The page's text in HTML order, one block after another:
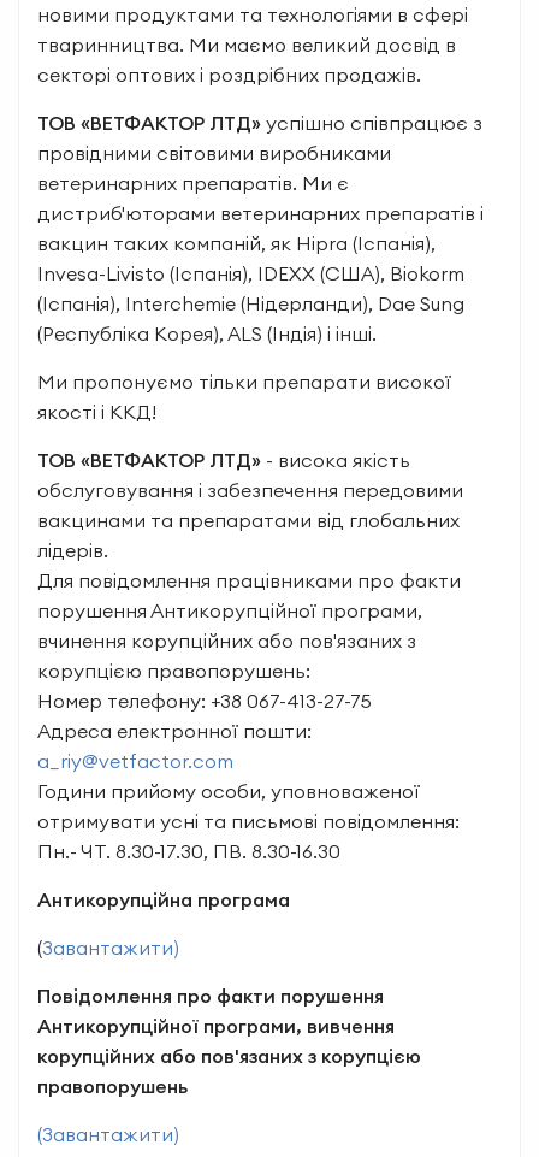
новими продуктами та технологіями в сфері
тваринництва. Ми маємо великий досвід в
секторі оптових і роздрібних продажів.
ТОВ «ВЕТФАКТОР ЛТД» успішно співпрацює з
провідними світовими виробниками
ветеринарних препаратів. Ми є
дистриб'юторами ветеринарних препаратів і
вакцин таких компаній, як Hipra (Іспанія),
Invesa-Livisto (Іспанія), IDEXX (США), Biokorm
(Іспанія), Interchemie (Нідерланди), Dae Sung
(Республіка Корея), ALS (Індія) і інші.
Ми пропонуємо тільки препарати високої
якості і ККД!
ТОВ «ВЕТФАКТОР ЛТД» - висока якість
обслуговування і забезпечення передовими
вакцинами та препаратами від глобальних
лідерів.
Для повідомлення працівниками про факти
порушення Антикорупційної програми,
вчинення корупційних або пов'язаних з
корупцією правопорушень:
Номер телефону: +38 067-413-27-75
Адреса електронної пошти:
a_riy@vetfactor.com
Години прийому особи, уповноваженої
отримувати усні та письмові повідомлення:
Пн.- ЧТ. 8.30-17.30, ПВ. 8.30-16.30
Антикорупційна програма
(Завантажити)
Повідомлення про факти порушення
Антикорупційної програми, вивчення
корупційних або пов'язаних з корупцією
правопорушень
(Завантажити)